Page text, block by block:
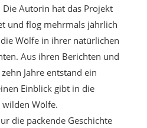
Autorin hat das Projekt
und flog mehrmals jährlich
Wölfe in ihrer natürlichen
Aus ihren Berichten und
Jahre entstand ein
Einblick gibt in die
Wölfe.
die packende Geschichte